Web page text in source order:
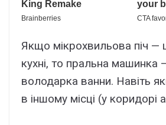
Якщо мікрохвильова піч —
кухні, то пральна машинка
володарка ванни. Навіть
в іншому місці (у коридорі